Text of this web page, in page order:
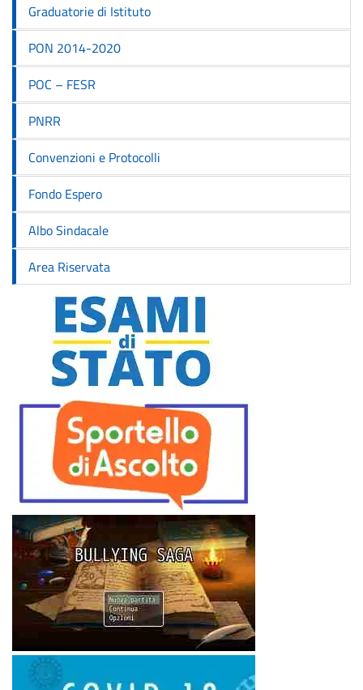
Graduatorie di Istituto
PON 2014-2020
POC – FESR
PNRR
Convenzioni e Protocolli
Fondo Espero
Albo Sindacale
Area Riservata